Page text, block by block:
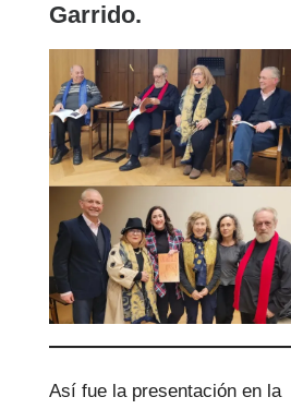
Garrido.
Así fue la presentación en la